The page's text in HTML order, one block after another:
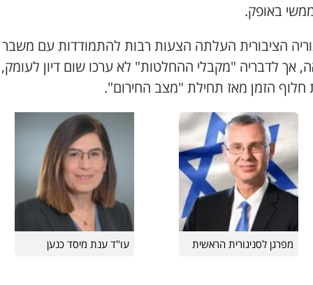
ממשי באופק.
הציבורית העלתה הצעות רבות להתמודדות עם משבר
אך לדבריה "מקבלי ההחלטות" לא ערכו שום דיון לעומק,
חלוף הזמן מאז תחילת "מצב החירום".
מפרגן לסניגורית הראשית עו"ד ענת מיסד כנען